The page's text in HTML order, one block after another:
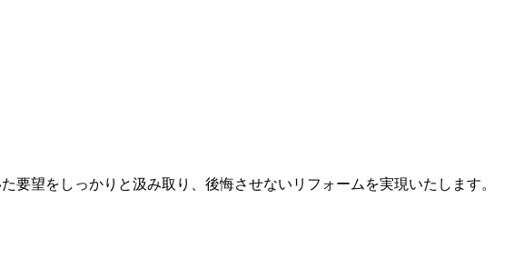
要望をしっかりと汲み取り、後悔させないリフォームを実現いたします。